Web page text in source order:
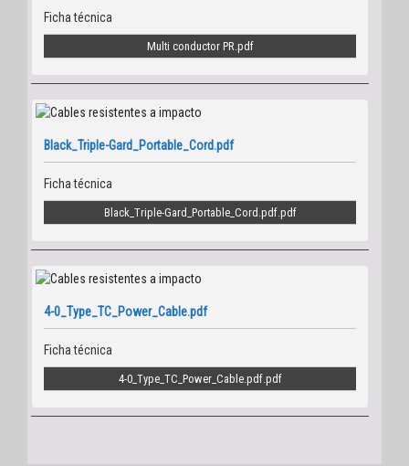
Ficha técnica
Multi conductor PR
Black_Triple-Gard_Portable_Cord.pdf
Ficha técnica
Black_Triple-Gard_Portable_Cord.pdf
4-0_Type_TC_Power_Cable.pdf
Ficha técnica
4-0_Type_TC_Power_Cable.pdf